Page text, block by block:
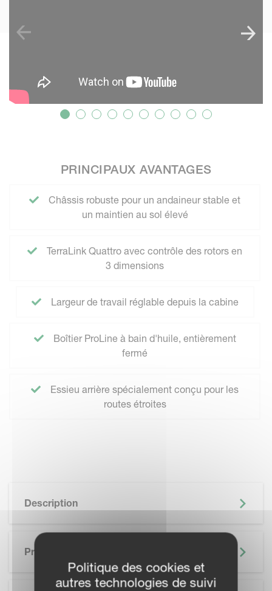
PRINCIPAUX AVANTAGES
Châssis robuste pour un andaineur stable et
un maintien au sol élevé
TerraLink Quattro avec contrôle des rotors en
3 dimensions
Largeur de travail réglable depuis la cabine
Boîtier ProLine à bain d'huile, entièrement
fermé
Essieu arrière spécialement conçu pour les
routes étroites
Description
Principaux Avantages
Politique des cookies et
autres technologies de suivi